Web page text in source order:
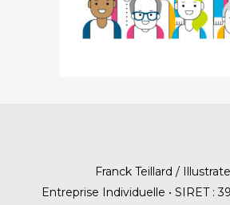
Franck Teillard /
Entreprise Individuelle • SIRET :